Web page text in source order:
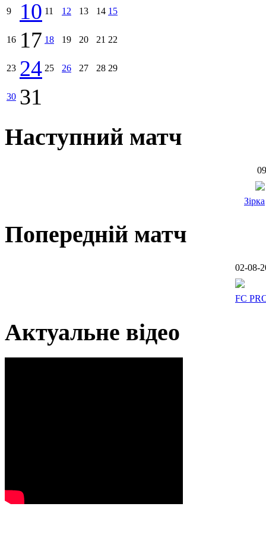
9 10 11 12 13 14 15
16 17 18 19 20 21 22
23 24 25 26 27 28 29
30 31
Наступний матч
Зірка
Попередній матч
02-08-
FC
Актуальне відео